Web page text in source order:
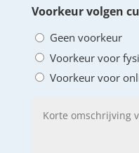
Voorkeur volgen
Geen voorkeur
Voorkeur voor
Voorkeur voor
omschrijving